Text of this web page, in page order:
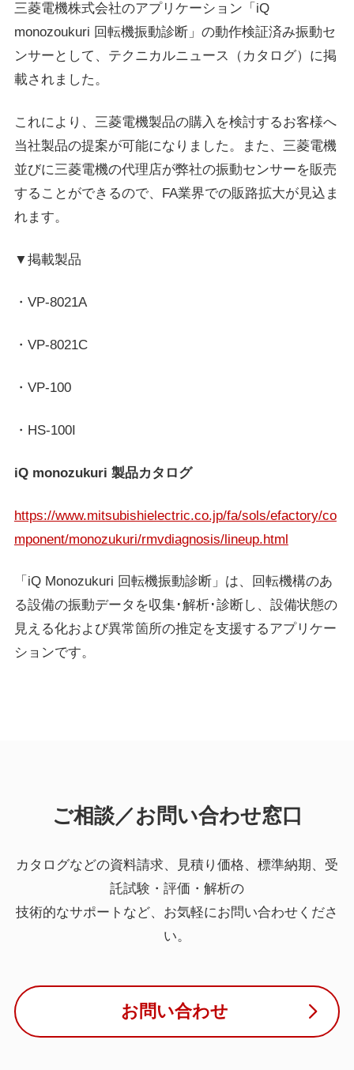
三菱電機株式会社のアプリケーション「iQ
monozoukuri 回転機振動診断」の動作検証済み振動セ
ンサーとして、テクニカルニュース（カタログ）に掲
載されました。
これにより、三菱電機製品の購入を検討するお客様へ
当社製品の提案が可能になりました。また、三菱電機
並びに三菱電機の代理店が弊社の振動センサーを販売
することができるので、FA業界での販路拡大が見込ま
れます。
▼掲載製品
・VP-8021A
・VP-8021C
・VP-100
・HS-100I
iQ monozukuri 製品カタログ
https://www.mitsubishielectric.co.jp/fa/sols/efactory/co
mponent/monozukuri/rmvdiagnosis/lineup.html
「iQ Monozukuri 回転機振動診断」は、回転機構のあ
る設備の振動データを収集･解析･診断し、設備状態の
見える化および異常箇所の推定を支援するアプリケー
ションです。
ご相談／お問い合わせ窓口
カタログなどの資料請求、見積り価格、標準納期、受
託試験・評価・解析の
技術的なサポートなど、お気軽にお問い合わせくださ
い。
お問い合わせ